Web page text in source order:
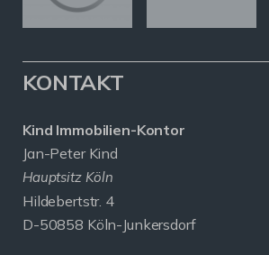
KONTAKT
Kind Immobilien-Kontor
Jan-Peter Kind
Hauptsitz Köln
Hildebertstr. 4
D-50858 Köln-Junkersdorf